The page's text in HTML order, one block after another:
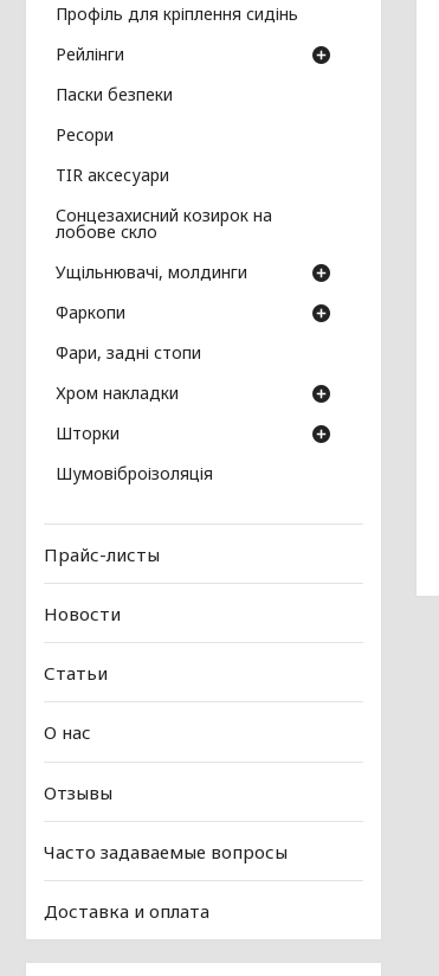
Профіль для кріплення сидінь
Рейлінги
Паски безпеки
Ресори
TIR аксесуари
Сонцезахисний козирок на
лобове скло
Ущільнювачі, молдинги
Фаркопи
Фари, задні стопи
Хром накладки
Шторки
Шумовіброізоляція
Прайс-листы
Новости
Статьи
О нас
Отзывы
Часто задаваемые вопросы
Доставка и оплата